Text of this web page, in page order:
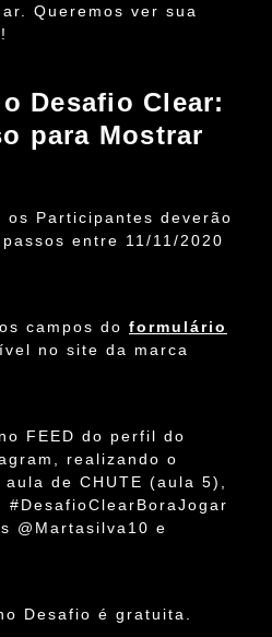
Queremos ver sua
Desafio Clear:
para Mostrar
Participantes deverão
entre 11/11/2020
campos do formulário
no site da marca
FEED do perfil do
realizando o
de CHUTE (aula 5),
@Martasilva10 e
Desafio é gratuita.